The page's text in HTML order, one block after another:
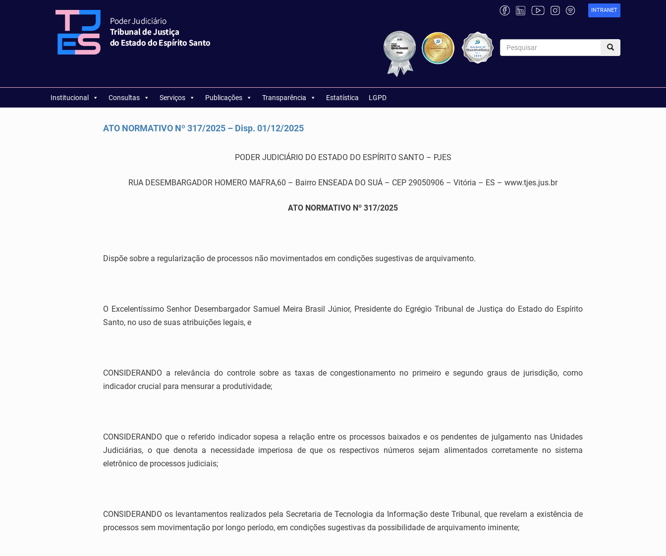
INTRANET
Institucional Consultas Serviços Publicações Transparência Estatística LGPD
ATO NORMATIVO Nº 317/2025 – Disp. 01/12/2025
PODER JUDICIÁRIO DO ESTADO DO ESPÍRITO SANTO – PJES
RUA DESEMBARGADOR HOMERO MAFRA,60 – Bairro ENSEADA DO SUÁ – CEP 29050906 – Vitória – ES – www.tjes.jus.br
ATO NORMATIVO Nº 317/2025
Dispõe sobre a regularização de processos não movimentados em condições sugestivas de arquivamento.
O Excelentíssimo Senhor Desembargador Samuel Meira Brasil Júnior, Presidente do Egrégio Tribunal de Justiça do Estado do Espírito
Santo, no uso de suas atribuições legais, e
CONSIDERANDO a relevância do controle sobre as taxas de congestionamento no primeiro e segundo graus de jurisdição, como
indicador crucial para mensurar a produtividade;
CONSIDERANDO que o referido indicador sopesa a relação entre os processos baixados e os pendentes de julgamento nas Unidades
Judiciárias, o que denota a necessidade imperiosa de que os respectivos números sejam alimentados corretamente no sistema
eletrônico de processos judiciais;
CONSIDERANDO os levantamentos realizados pela Secretaria de Tecnologia da Informação deste Tribunal, que revelam a existência de
processos sem movimentação por longo período, em condições sugestivas da possibilidade de arquivamento iminente;